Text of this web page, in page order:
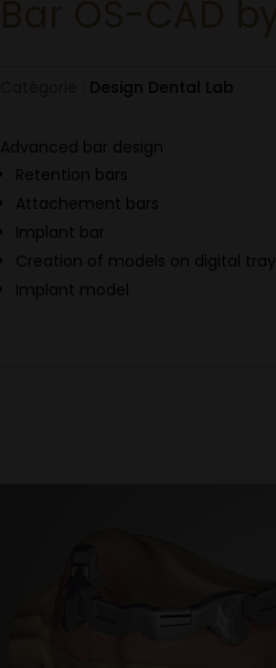
Design Dental Lab
Advanced bar design
Retention bars
Attachement bars
Implant bar
Creation of models on digital tray
Implant model